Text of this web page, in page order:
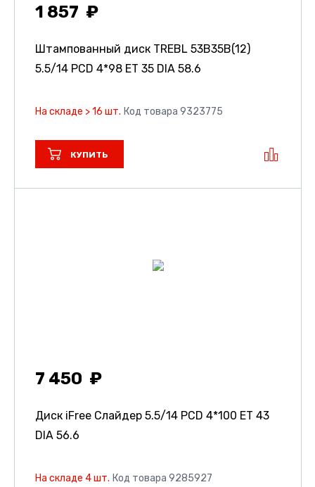
1 857
Штампованный диск TREBL 53B35B(12)
5.5/14 PCD 4*98 ET 35 DIA 58.6
На складе > 16 шт. Код товара 9323775
КУПИТЬ
7 450
Диск iFree Слайдер 5.5/14 PCD 4*100 ET 43
DIA 56.6
На складе 4 шт. Код товара 9285927